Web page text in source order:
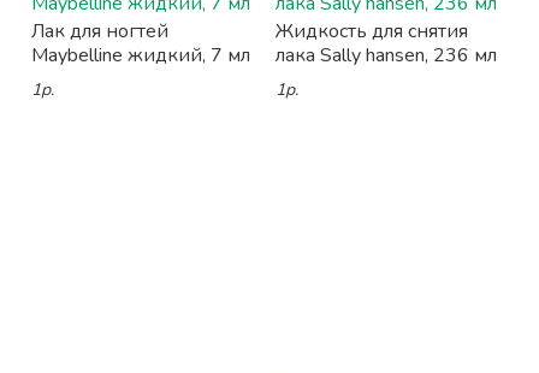
Лак для ногтей
Maybelline жидкий, 7 мл
1р.
Жидкость для снятия
лака Sally hansen, 236 мл
1р.